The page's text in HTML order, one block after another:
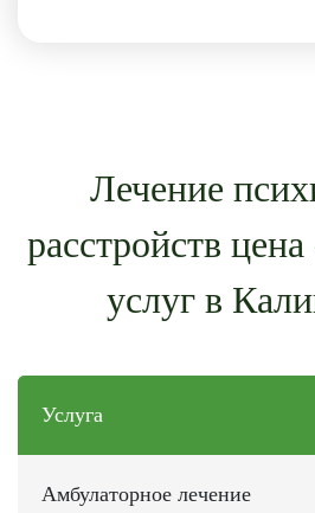
Лечение
расстройств
услуг в
Услуга
Амбулаторное лечение